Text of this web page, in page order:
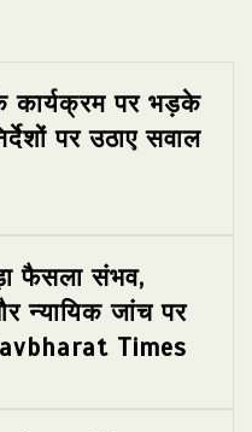
कार्यक्रम पर भड़के
पर उठाए सवाल
फैसला संभव,
न्यायिक जांच पर
Times